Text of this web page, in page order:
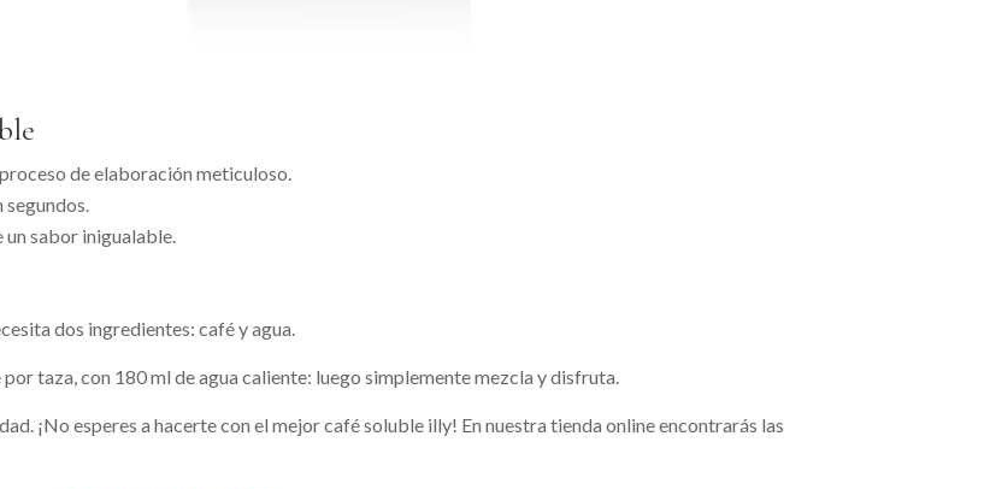
de elaboración meticuloso.
segundos.
un sabor inigualable.
dos ingredientes: café y agua.
por taza, con 180 ml de agua caliente: luego simplemente mezcla y disfruta.
¡No esperes a hacerte con el mejor café soluble illy! En nuestra tienda online encontrarás las